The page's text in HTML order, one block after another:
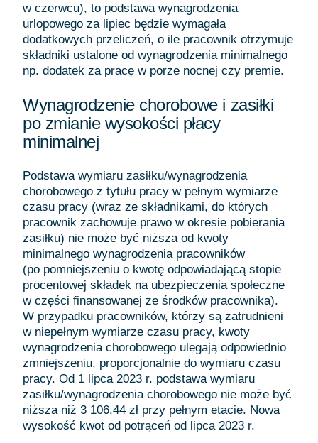
w czerwcu), to podstawa wynagrodzenia
urlopowego za lipiec będzie wymagała
dodatkowych przeliczeń, o ile pracownik otrzymuje
składniki ustalone od wynagrodzenia minimalnego
np. dodatek za pracę w porze nocnej czy premie.
Wynagrodzenie chorobowe i zasiłki
po zmianie wysokości płacy
minimalnej
Podstawa wymiaru zasiłku/wynagrodzenia
chorobowego z tytułu pracy w pełnym wymiarze
czasu pracy (wraz ze składnikami, do których
pracownik zachowuje prawo w okresie pobierania
zasiłku) nie może być niższa od kwoty
minimalnego wynagrodzenia pracowników
(po pomniejszeniu o kwotę odpowiadającą stopie
procentowej składek na ubezpieczenia społeczne
w części finansowanej ze środków pracownika).
W przypadku pracowników, którzy są zatrudnieni
w niepełnym wymiarze czasu pracy, kwoty
wynagrodzenia chorobowego ulegają odpowiednio
zmniejszeniu, proporcjonalnie do wymiaru czasu
pracy. Od 1 lipca 2023 r. podstawa wymiaru
zasiłku/wynagrodzenia chorobowego nie może być
niższa niż 3 106,44 zł przy pełnym etacie. Nowa
wysokość kwot od potrąceń od lipca 2023 r.